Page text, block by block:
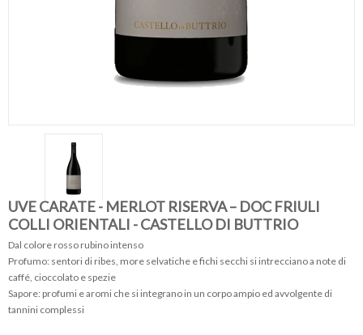
UVE CARATE - MERLOT RISERVA – DOC FRIULI
COLLI ORIENTALI - CASTELLO DI BUTTRIO
Dal colore rosso rubino intenso
Profumo: sentori di ribes, more selvatiche e fichi secchi si intrecciano a note di
caffé, cioccolato e spezie
Sapore: profumi e aromi che si integrano in un corpo ampio ed avvolgente di
tannini complessi